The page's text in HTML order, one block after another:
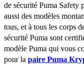
de sécurité Puma Safety
aussi des modèles
tous, et à tous les corps
sécurité Puma sont
modèle Puma qui vous
pour la paire Puma